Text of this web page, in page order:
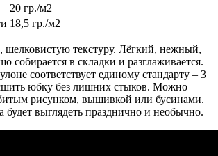
20 гр./м2
18,5 гр./м2
шелковистую текстуру. Лёгкий, нежный,
собирается в складки и разглаживается.
соответствует единому стандарту – 3
юбку без лишних стыков. Можно
рисунком, вышивкой или бусинами.
будет выглядеть празднично и необычно.